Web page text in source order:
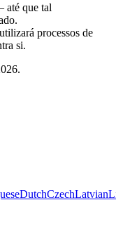
até que tal
processos de
si.
DutchCzechLatvian